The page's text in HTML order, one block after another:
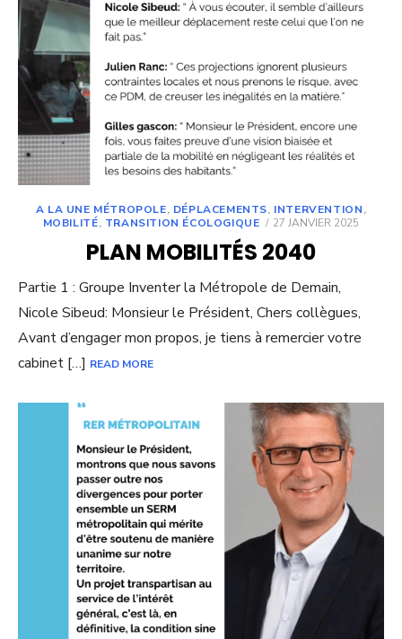
A LA UNE MÉTROPOLE, DÉPLACEMENTS, INTERVENTION,
MOBILITÉ, TRANSITION ÉCOLOGIQUE
POSTED
27 JANVIER 2025
PLAN MOBILITÉS 2040
Partie 1 : Groupe Inventer la Métropole de Demain,
Nicole Sibeud: Monsieur le Président, Chers collègues,
Avant d’engager mon propos, je tiens à remercier votre
cabinet […] READ MORE